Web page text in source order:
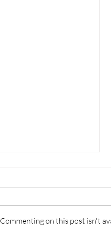
Commenting on this post isn't